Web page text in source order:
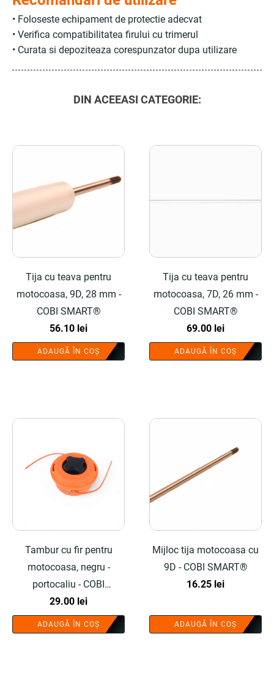
• Foloseste echipament de protectie adecvat
• Verifica compatibilitatea firului cu trimerul
• Curata si depoziteaza corespunzator dupa utilizare
DIN ACEEASI CATEGORIE:
Tija cu teava pentru
motocoasa, 9D, 28 mm -
COBI SMART®
56.10 lei
ADAUGĂ ÎN COȘ
Tija cu teava pentru
motocoasa, 7D, 26 mm -
COBI SMART®
69.00 lei
ADAUGĂ ÎN COȘ
Tambur cu fir pentru
motocoasa, negru -
portocaliu - COBI
SMART®
29.00 lei
ADAUGĂ ÎN COȘ
Mijloc tija motocoasa cu
9D - COBI SMART®
16.25 lei
ADAUGĂ ÎN COȘ